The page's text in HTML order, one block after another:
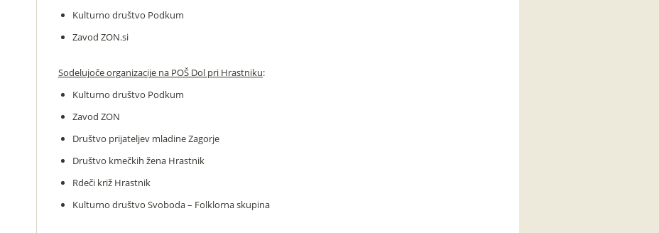
Kulturno društvo Podkum
Zavod ZON.si
Sodelujoče organizacije na POŠ Dol pri Hrastniku:
Kulturno društvo Podkum
Zavod ZON
Društvo prijateljev mladine Zagorje
Društvo kmečkih žena Hrastnik
Rdeči križ Hrastnik
Kulturno društvo Svoboda – Folklorna skupina